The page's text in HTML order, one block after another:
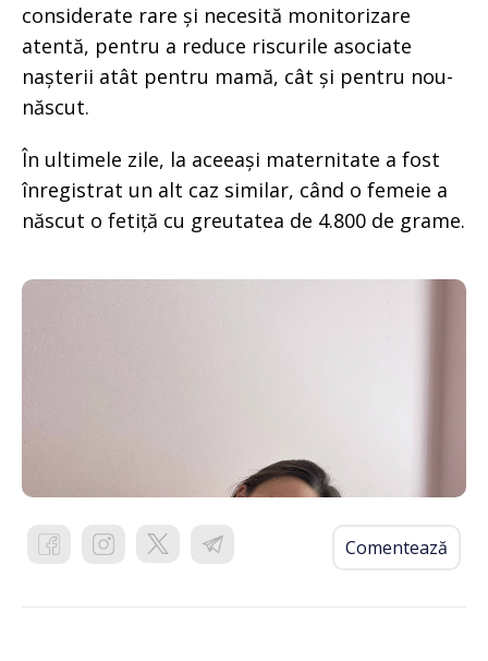
considerate rare și necesită monitorizare
atentă, pentru a reduce riscurile asociate
nașterii atât pentru mamă, cât și pentru nou-
născut.
În ultimele zile, la aceeași maternitate a fost
înregistrat un alt caz similar, când o femeie a
născut o fetiță cu greutatea de 4.800 de grame.
Comentează